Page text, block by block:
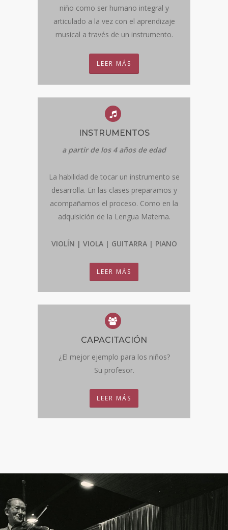
niño como ser humano integral y
articulado a la vez con el aprendizaje
musical a través de un instrumento.
LEER MÁS
INSTRUMENTOS
a partir de los 4 años de edad
La habilidad de tocar un instrumento se
desarrolla. En las clases preparamos y
acompañamos el proceso. Como en la
adquisición de la Lengua Materna.
VIOLÍN | VIOLA | GUITARRA | PIANO
LEER MÁS
CAPACITACIÓN
¿El mejor ejemplo para los niños?
Su profesor.
LEER MÁS